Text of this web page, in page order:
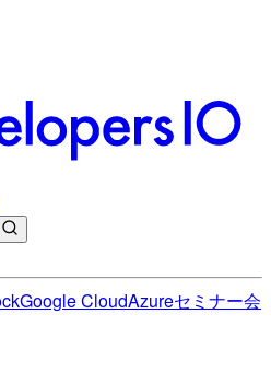
Google CloudAzureセミナー会